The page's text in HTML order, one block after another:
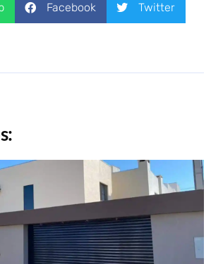
Facebook Twitter